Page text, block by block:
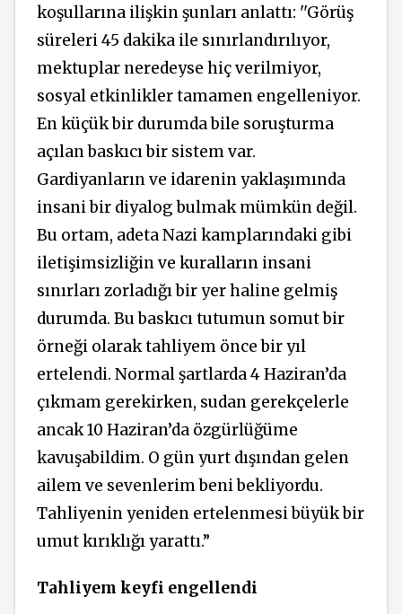
koşullarına ilişkin şunları anlattı: ''Görüş
süreleri 45 dakika ile sınırlandırılıyor,
mektuplar neredeyse hiç verilmiyor,
sosyal etkinlikler tamamen engelleniyor.
En küçük bir durumda bile soruşturma
açılan baskıcı bir sistem var.
Gardiyanların ve idarenin yaklaşımında
insani bir diyalog bulmak mümkün değil.
Bu ortam, adeta Nazi kamplarındaki gibi
iletişimsizliğin ve kuralların insani
sınırları zorladığı bir yer haline gelmiş
durumda. Bu baskıcı tutumun somut bir
örneği olarak tahliyem önce bir yıl
ertelendi. Normal şartlarda 4 Haziran’da
çıkmam gerekirken, sudan gerekçelerle
ancak 10 Haziran’da özgürlüğüme
kavuşabildim. O gün yurt dışından gelen
ailem ve sevenlerim beni bekliyordu.
Tahliyenin yeniden ertelenmesi büyük bir
umut kırıklığı yarattı.”
Tahliyem keyfi engellendi